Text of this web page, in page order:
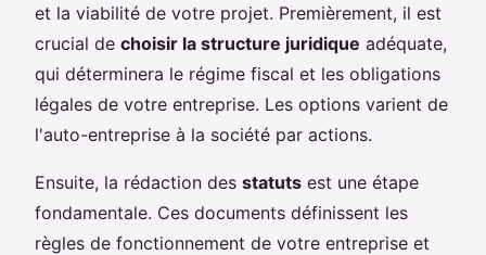
et la viabilité de votre projet. Premièrement, il est
crucial de choisir la structure juridique adéquate,
qui déterminera le régime fiscal et les obligations
légales de votre entreprise. Les options varient de
l'auto-entreprise à la société par actions.
Ensuite, la rédaction des statuts est une étape
fondamentale. Ces documents définissent les
règles de fonctionnement de votre entreprise et